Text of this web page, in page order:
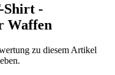
Shirt -
Waffen
zu diesem Artikel